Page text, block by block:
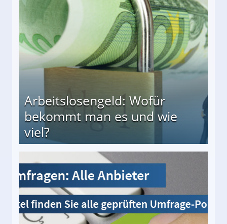
Arbeitslosengeld: Wofür
bekommt man es und wie
viel?
und wie viel?